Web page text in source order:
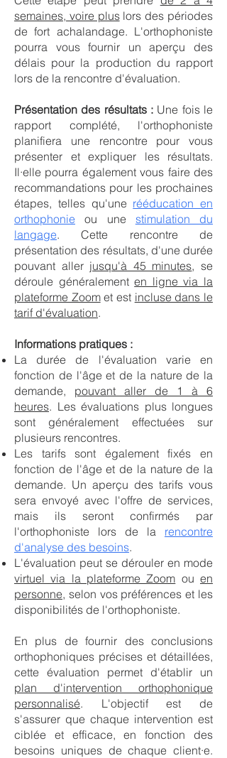
semaines, voire pluslors des périodes
de fort achalandage. L'orthophoniste
pourra vous fournir un aperçu des
délais pour la production du rapport
lors de la rencontre d'évaluation.
Présentation des résultats : Une fois le
rapport complété, l'orthophoniste
planifiera une rencontre pour vous
présenter et expliquer les résultats.
Il·elle pourra également vous faire des
recommandations pour les prochaines
étapes, telles qu'une rééducation en
orthophonie ou une stimulation du
langage. Cette rencontre de
présentation des résultats, d'une durée
pouvant aller jusqu'à 45 minutes, se
déroule généralementen ligne via la
plateforme Zoomet est incluse dans le
tarif d'évaluation.
Informations pratiques :
La durée de l'évaluation varie en
fonction de l'âge et de la nature de la
demande, pouvant aller de 1 à 6
heures. Les évaluations plus longues
sont généralement effectuées sur
plusieurs rencontres.
Les tarifs sont également fixés en
fonction de l'âge et de la nature de la
demande. Un aperçu des tarifs vous
sera envoyé avec l'offre de services,
mais ils seront confirmés par
l'orthophoniste lors de la rencontre
d'analyse des besoins.
L'évaluation peut se dérouler en mode
virtuel via la plateforme Zoom ouen
personne, selon vos préférences et les
disponibilités de l'orthophoniste.
En plus de fournir des conclusions
orthophoniques précises et détaillées,
cette évaluation permet d'établir un
plan d'intervention orthophonique
personnalisé. L'objectif est de
s'assurer que chaque intervention est
ciblée et efficace, en fonction des
besoins uniques de chaque client·e.